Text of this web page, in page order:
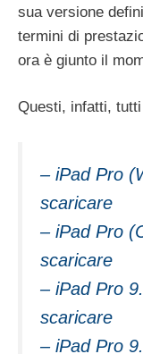
sua versione
termini di
ora è giunto il
Questi, infatti,
– iPad Pro
scaricare
– iPad Pro
scaricare
– iPad Pro
scaricare
– iPad Pro